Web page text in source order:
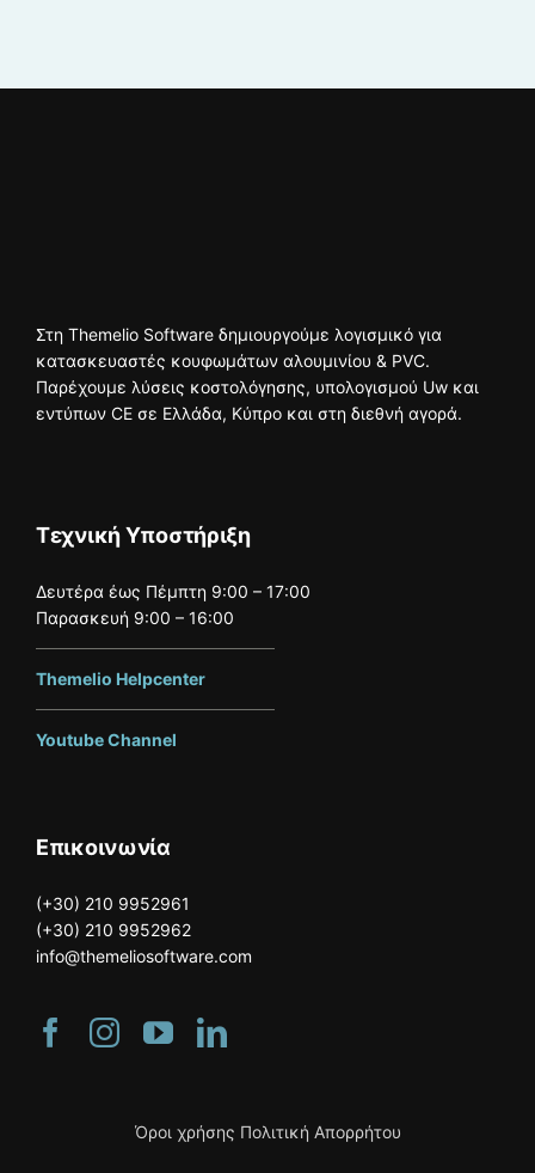
Στη Themelio Software δημιουργούμε λογισμικό για
κατασκευαστές κουφωμάτων αλουμινίου & PVC.
Παρέχουμε λύσεις κοστολόγησης, υπολογισμού Uw και
εντύπων CE σε Ελλάδα, Κύπρο και στη διεθνή αγορά.
Τεχνική Υποστήριξη
Δευτέρα έως Πέμπτη 9:00 – 17:00
Παρασκευή 9:00 – 16:00
Themelio Helpcenter
Youtube Channel
Επικοινωνία
(+30) 210 9952961
(+30) 210 9952962
info@themeliosoftware.com
Όροι χρήσης Πολιτική Απορρήτου